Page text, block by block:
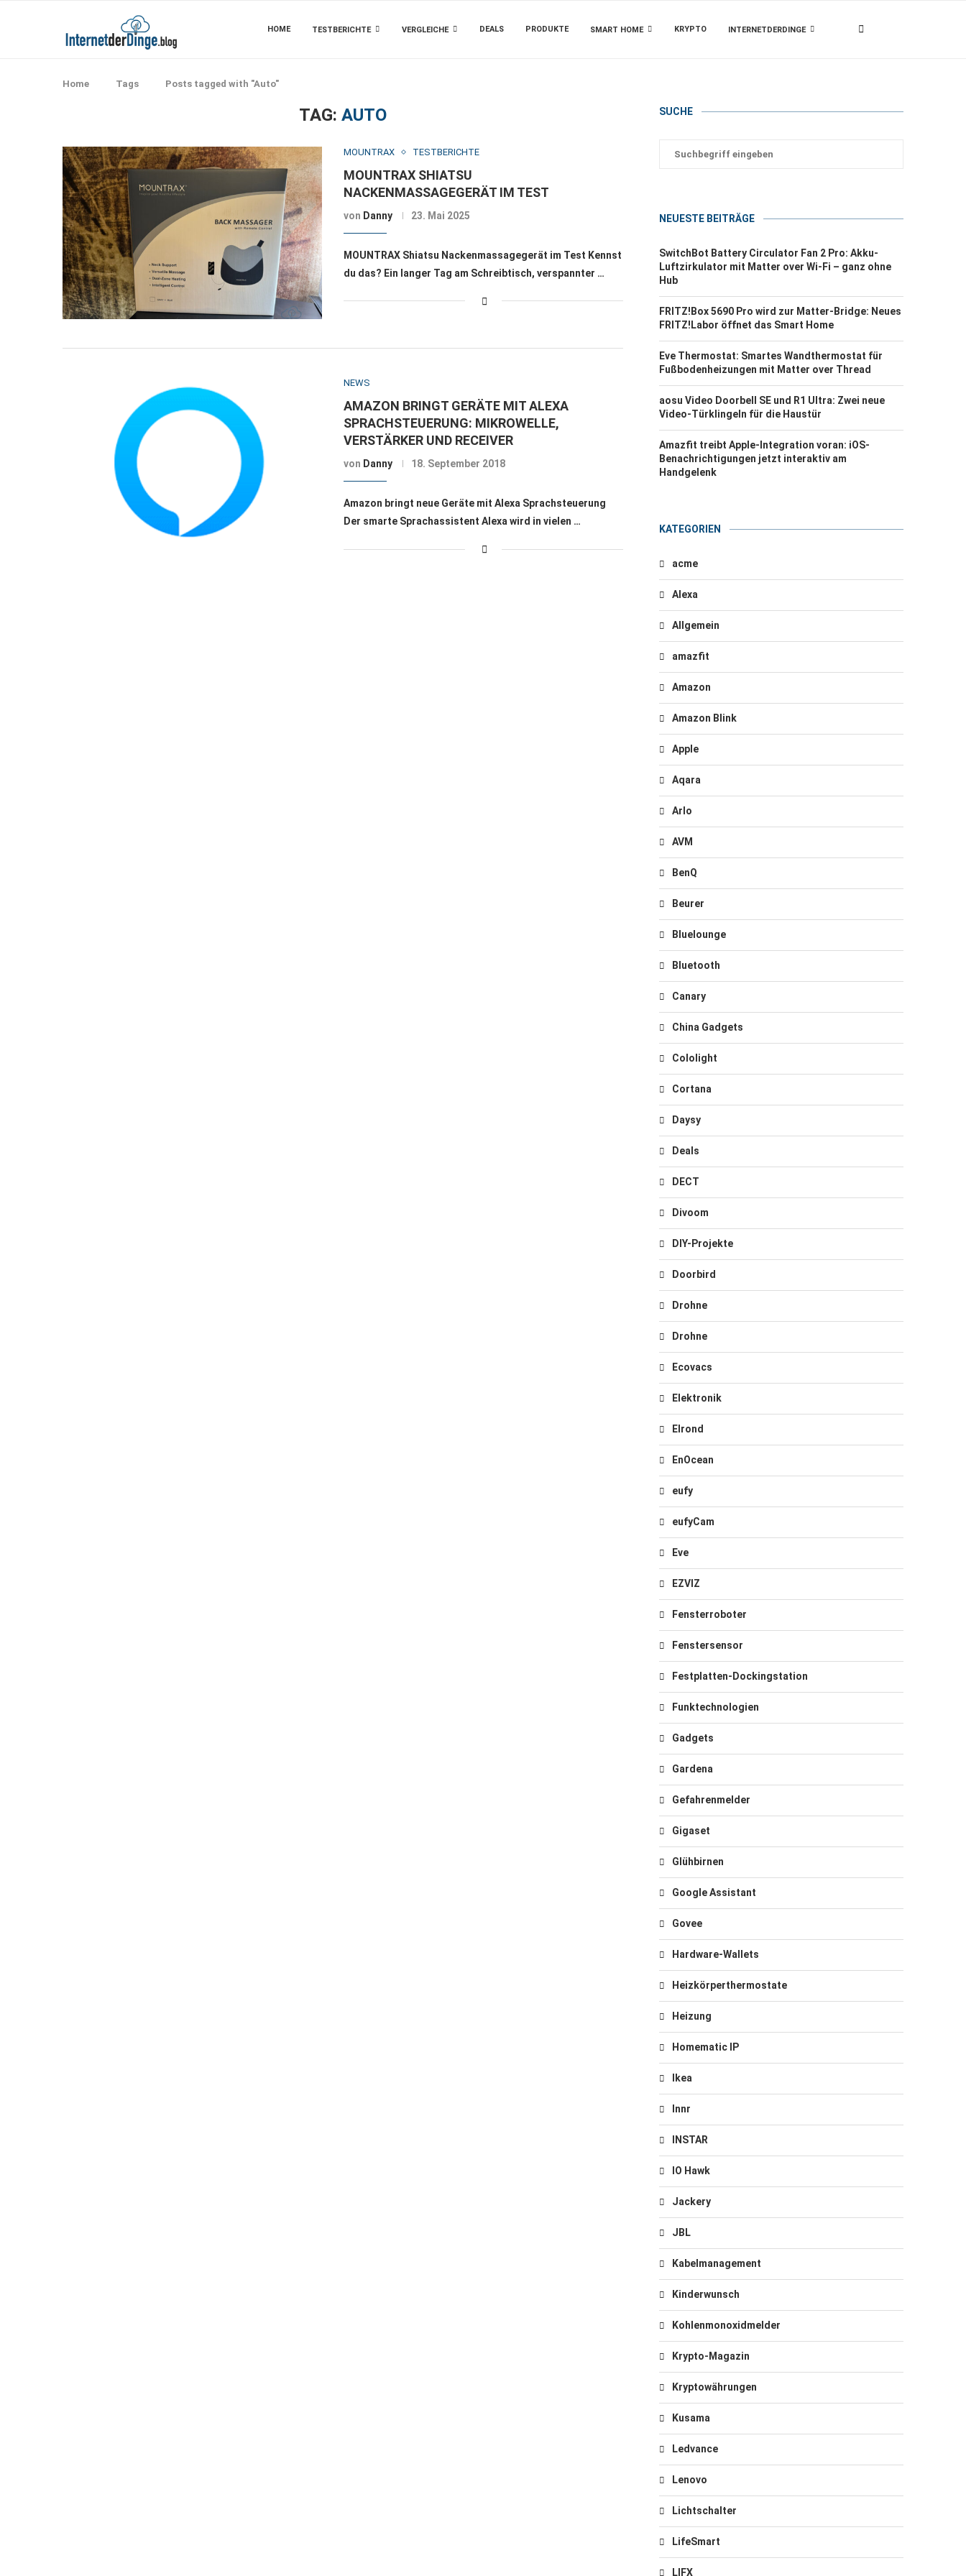
HOME TESTBERICHTE VERGLEICHE DEALS PRODUKTE SMART HOME KRYPTO INTERNETDERDINGE
Home Tags Posts tagged with "Auto"
TAG: AUTO
MOUNTRAX TESTBERICHTE
MOUNTRAX SHIATSU
NACKENMASSAGEGERÄT IM TEST
von Danny 23. Mai 2025
MOUNTRAX Shiatsu Nackenmassagegerät im Test Kennst
du das? Ein langer Tag am Schreibtisch, verspannter …
NEWS
AMAZON BRINGT GERÄTE MIT ALEXA
SPRACHSTEUERUNG: MIKROWELLE,
VERSTÄRKER UND RECEIVER
von Danny 18. September 2018
Amazon bringt neue Geräte mit Alexa Sprachsteuerung
Der smarte Sprachassistent Alexa wird in vielen …
SUCHE
NEUESTE BEITRÄGE
SwitchBot Battery Circulator Fan 2 Pro: Akku-
Luftzirkulator mit Matter over Wi-Fi – ganz ohne
Hub
FRITZ!Box 5690 Pro wird zur Matter-Bridge: Neues
FRITZ!Labor öffnet das Smart Home
Eve Thermostat: Smartes Wandthermostat für
Fußbodenheizungen mit Matter over Thread
aosu Video Doorbell SE und R1 Ultra: Zwei neue
Video-Türklingeln für die Haustür
Amazfit treibt Apple-Integration voran: iOS-
Benachrichtigungen jetzt interaktiv am
Handgelenk
KATEGORIEN
acme
Alexa
Allgemein
amazfit
Amazon
Amazon Blink
Apple
Aqara
Arlo
AVM
BenQ
Beurer
Bluelounge
Bluetooth
Canary
China Gadgets
Cololight
Cortana
Daysy
Deals
DECT
Divoom
DIY-Projekte
Doorbird
Drohne
Drohne
Ecovacs
Elektronik
Elrond
EnOcean
eufy
eufyCam
Eve
EZVIZ
Fensterroboter
Fenstersensor
Festplatten-Dockingstation
Funktechnologien
Gadgets
Gardena
Gefahrenmelder
Gigaset
Glühbirnen
Google Assistant
Govee
Hardware-Wallets
Heizkörperthermostate
Heizung
Homematic IP
Ikea
Innr
INSTAR
IO Hawk
Jackery
JBL
Kabelmanagement
Kinderwunsch
Kohlenmonoxidmelder
Krypto-Magazin
Kryptowährungen
Kusama
Ledvance
Lenovo
Lichtschalter
LifeSmart
LIFX